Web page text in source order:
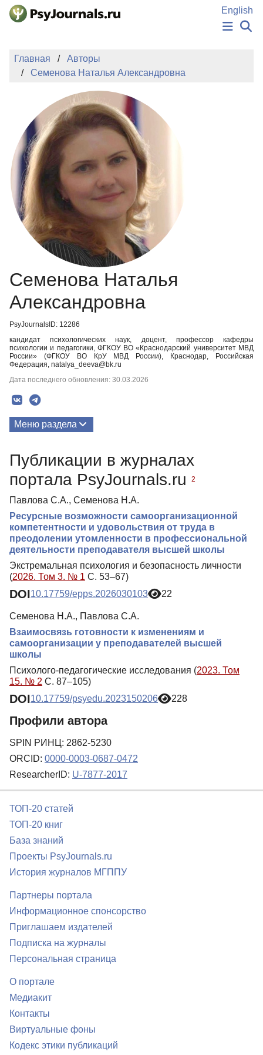
Перейти к основному содержанию
English
ИЗДАНИЯ
ПОДАТЬ РУКОПИСЬ
БАЗА ЗНАНИЙ
КЛЮЧЕВЫЕ СЛОВА
Регистрация
Главная
Авторы
Семенова Наталья Александровна
Семенова Наталья
Александровна
PsyJournalsID: 12286
кандидат психологических наук, доцент, профессор кафедры
психологии и педагогики, ФГКОУ ВО «Краснодарский университет МВД
России» (ФГКОУ ВО КрУ МВД России), Краснодар, Российская
Федерация, natalya_deeva@bk.ru
Дата последнего обновления: 30.03.2026
Меню раздела
Публикации в журналах
портала PsyJournals.ru
2
Павлова С.А., Семенова Н.А.
Ресурсные возможности самоорганизационной
компетентности и удовольствия от труда в
преодолении утомленности в профессиональной
деятельности преподавателя высшей школы
Экстремальная психология и безопасность личности
(2026. Том 3. № 1 С. 53–67)
DOI10.17759/epps.2026030103 22
Семенова Н.А., Павлова С.А.
Взаимосвязь готовности к изменениям и
самоорганизации у преподавателей высшей
школы
Психолого-педагогические исследования (2023. Том
15. № 2 С. 87–105)
DOI10.17759/psyedu.2023150206 228
Профили автора
SPIN РИНЦ: 2862-5230
ORCID: 0000-0003-0687-0472
ResearcherID: U-7877-2017
ТОП-20 статей
ТОП-20 книг
База знаний
Проекты PsyJournals.ru
История журналов МГППУ
Партнеры портала
Информационное спонсорство
Приглашаем издателей
Подписка на журналы
Персональная страница
О портале
Медиакит
Контакты
Виртуальные фоны
Кодекс этики публикаций